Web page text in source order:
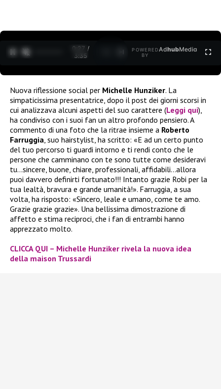
0:27 /
3:35
POWERED
BY
AdhubMedia
Nuova riflessione social per Michelle Hunziker. La
simpaticissima presentatrice, dopo il post dei giorni scorsi in
cui analizzava alcuni aspetti del suo carattere (Leggi qui),
ha condiviso con i suoi fan un altro profondo pensiero. A
commento di una foto che la ritrae insieme a Roberto
Farruggia , suo hairstylist, ha scritto: «E ad un certo punto
del tuo percorso ti guardi intorno e ti rendi conto che le
persone che camminano con te sono tutte come desideravi
tu…sincere, buone, chiare, professionali, affidabili…allora
puoi davvero definirti fortunato!!! Intanto grazie Robi per la
tua lealtà, bravura e grande umanità!». Farruggia, a sua
volta, ha risposto: «Sincero, leale e umano, come te amo.
Grazie grazie grazie». Una bellissima dimostrazione di
affetto e stima reciproci, che i fan di entrambi hanno
apprezzato molto.
CLICCA QUI – Michelle Hunziker rivela la nuova idea
della maison Trussardi